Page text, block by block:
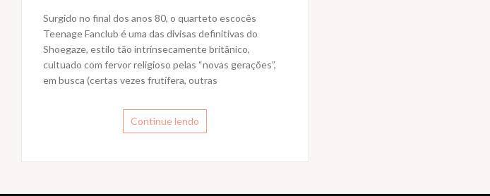
Surgido no final dos anos 80, o quarteto escocês
Teenage Fanclub é uma das divisas definitivas do
Shoegaze, estilo tão intrinsecamente britânico,
cultuado com fervor religioso pelas “novas gerações”,
em busca (certas vezes frutífera, outras
Continue lendo